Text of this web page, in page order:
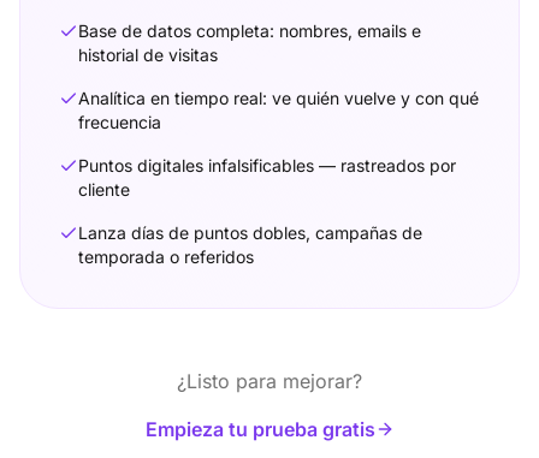
Base de datos completa: nombres, emails e
historial de visitas
Analítica en tiempo real: ve quién vuelve y con qué
frecuencia
Puntos digitales infalsificables — rastreados por
cliente
Lanza días de puntos dobles, campañas de
temporada o referidos
¿Listo para mejorar?
Empieza tu prueba gratis